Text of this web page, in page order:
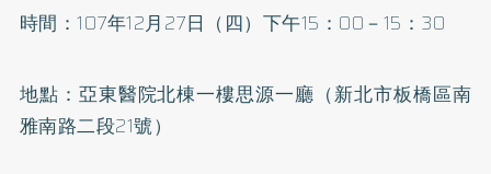
時間：107年12月27日（四）下午15：00－15：30
地點：亞東醫院北棟一樓思源一廳（新北市板橋區南
雅南路二段21號）